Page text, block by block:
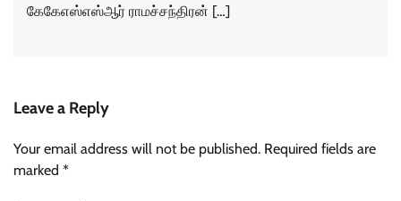
கேகேஎஸ்எஸ்ஆர் ராமச்சந்திரன் […]
Leave a Reply
Your email address will not be published. Required fields are
marked *